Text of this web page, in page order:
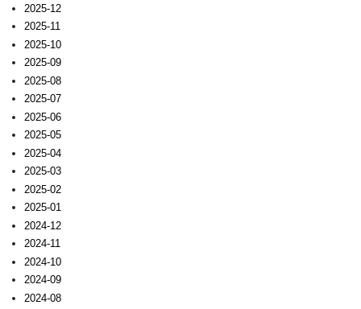
2025-12
2025-11
2025-10
2025-09
2025-08
2025-07
2025-06
2025-05
2025-04
2025-03
2025-02
2025-01
2024-12
2024-11
2024-10
2024-09
2024-08